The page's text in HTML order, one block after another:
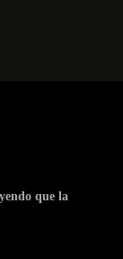
que la